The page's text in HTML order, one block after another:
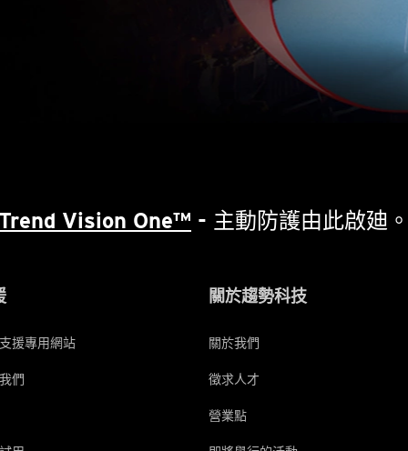
Vision One™ - 主動防護由此啟廸
援專用網站
們
關於趨勢科技
關於我們
徵求人才
營業點